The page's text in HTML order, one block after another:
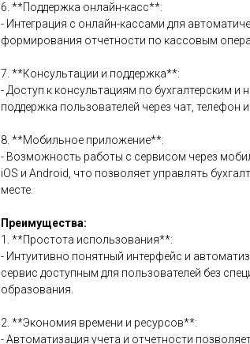
6. **Поддержка онлайн-касс**:
- Интеграция с онлайн-кассами для
формирования отчетности по кассовым
7. **Консультации и поддержка**:
- Доступ к консультациям по бухгалтерским
поддержка пользователей через чат, телефон
8. **Мобильное приложение**:
- Возможность работы с сервисом через
iOS и Android, что позволяет управлять
месте.
Преимущества:
1. **Простота использования**:
- Интуитивно понятный интерфейс и
сервис доступным для пользователей без
образования.
2. **Экономия времени и ресурсов**:
- Автоматизация учета и отчетности